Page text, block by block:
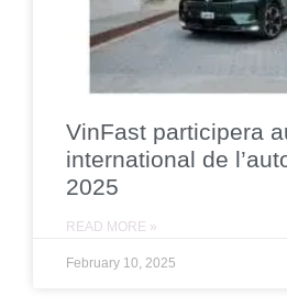
VinFast participera
international de
2025
READ MORE »
February 10, 2025